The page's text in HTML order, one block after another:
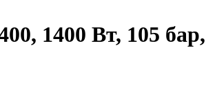
1400 Вт, 105 бар,